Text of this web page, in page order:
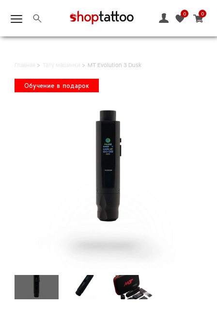
0
0
Главная Тату машинки MT Evolution 3 Dusk
Обучение в подарок